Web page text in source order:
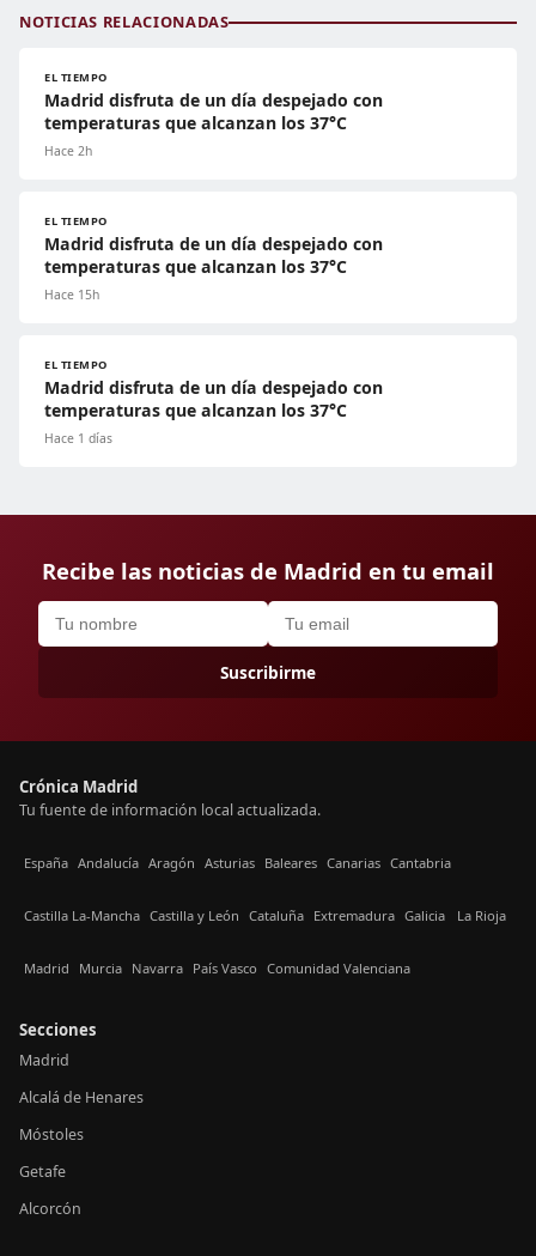
NOTICIAS RELACIONADAS
EL TIEMPO
Madrid disfruta de un día despejado con
temperaturas que alcanzan los 37°C
Hace 2h
EL TIEMPO
Madrid disfruta de un día despejado con
temperaturas que alcanzan los 37°C
Hace 15h
EL TIEMPO
Madrid disfruta de un día despejado con
temperaturas que alcanzan los 37°C
Hace 1 días
Recibe las noticias de Madrid en tu email
Suscribirme
Crónica Madrid
Tu fuente de información local actualizada.
España Andalucía Aragón Asturias Baleares Canarias Cantabria
Castilla La-Mancha Castilla y León Cataluña Extremadura Galicia La Rioja
Madrid Murcia Navarra País Vasco Comunidad Valenciana
Secciones
Madrid
Alcalá de Henares
Móstoles
Getafe
Alcorcón